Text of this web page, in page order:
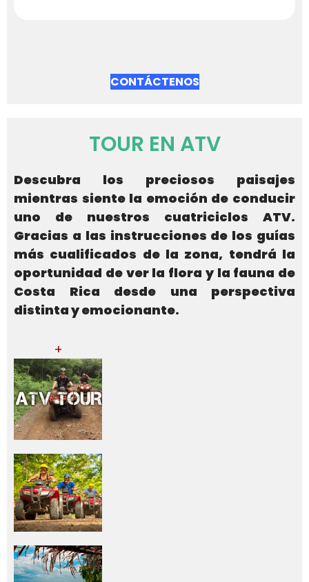
CONTÁCTENOS
TOUR EN ATV
Descubra los preciosos paisajes
mientras siente la emoción de conducir
uno de nuestros cuatriciclos ATV.
Gracias a las instrucciones de los guías
más cualificados de la zona, tendrá la
oportunidad de ver la flora y la fauna de
Costa Rica desde una perspectiva
distinta y emocionante.
+